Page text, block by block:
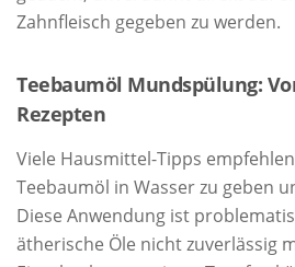
Zahnfleisch gegeben zu werden.
Teebaumöl Mundspülung:
Rezepten
Viele Hausmittel-Tipps
Teebaumöl in Wasser zu geben
Diese Anwendung ist
ätherische Öle nicht zuverlässig